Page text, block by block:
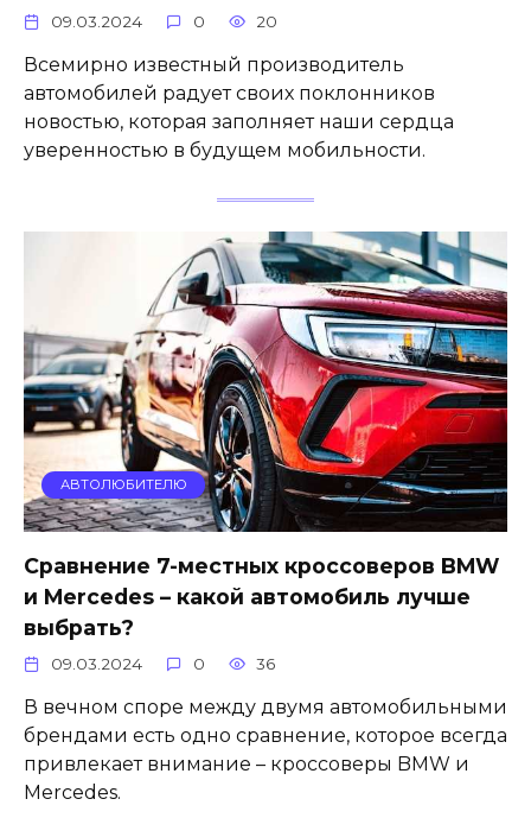
09.03.2024 0 20
Всемирно известный производитель
автомобилей радует своих поклонников
новостью, которая заполняет наши сердца
уверенностью в будущем мобильности.
АВТОЛЮБИТЕЛЮ
Сравнение 7-местных кроссоверов BMW
и Mercedes – какой автомобиль лучше
выбрать?
09.03.2024 0 36
В вечном споре между двумя автомобильными
брендами есть одно сравнение, которое всегда
привлекает внимание – кроссоверы BMW и
Mercedes.